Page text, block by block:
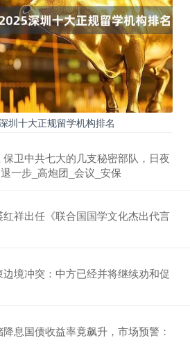
圳十大正规留学机构排名
卫中共七大的几支秘密部队，日夜
一步_高炮团_会议_安保
祥出任《联合国国学文化杰出代言
境冲突：中方已经并将继续劝和促
息国债收益率竟飙升，市场预警：